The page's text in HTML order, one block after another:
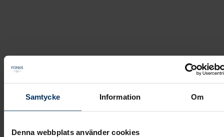
Samtycke Information Om
Denna webbplats använder cookies
Fonus / Frågor & Svar /
Hur kommer jag åt Vita Arkivet?